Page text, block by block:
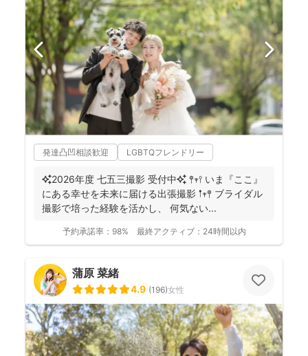
発達凸凹相談歓迎 LGBTQフレンドリー
✨2026年度 七五三撮影 受付中✨ 𖤣𖥧𖥣 いま『ここ』
にある幸せを未来に届ける出張撮影 𖡡𖥧𖤣 ブライダル
撮影で培った経験を活かし、 何気ない...
予約承諾率： 98% 最終アクティブ： 24時間以内
蒲原 菜緒
4.9 (196)女性